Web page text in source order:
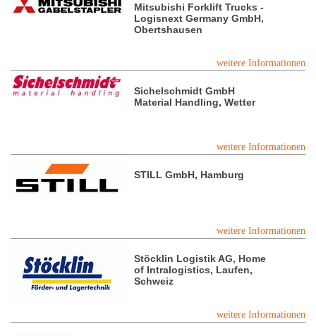
Mitsubishi Forklift Trucks -
Logisnext Germany GmbH,
Obertshausen
weitere Informationen
Sichelschmidt GmbH
Material Handling, Wetter
weitere Informationen
STILL GmbH, Hamburg
weitere Informationen
Stöcklin Logistik AG, Home
of Intralogistics, Laufen,
Schweiz
weitere Informationen